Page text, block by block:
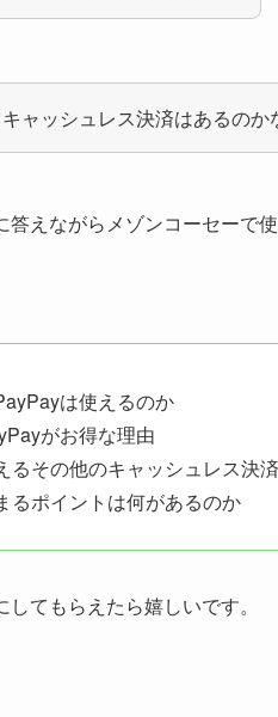
ャッシュレス決済はあるのか
答えながらメゾンコーセーで
は使えるのか
がお得な理由
るその他のキャッシュレス決
るポイントは何があるのか
てもらえたら嬉しいです。